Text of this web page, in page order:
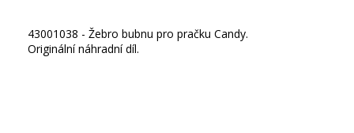
43001038 - Žebro bubnu pro pračku Candy.
Originální náhradní díl.